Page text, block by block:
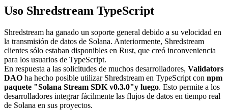
Uso Shredstream TypeScript
Shredstream ha ganado un soporte general debido a su velocidad en
la transmisión de datos de Solana. Anteriormente, Shredstream
clientes sólo estaban disponibles en Rust, que creó inconveniencia
para los usuarios de TypeScript.
En respuesta a las solicitudes de muchos desarrolladores, Validators
DAO ha hecho posible utilizar Shredstream en TypeScript con npm
paquete "Solana Stream SDK v0.3.0"y luego. Esto permite a los
desarrolladores integrar fácilmente las flujos de datos en tiempo real
de Solana en sus proyectos.